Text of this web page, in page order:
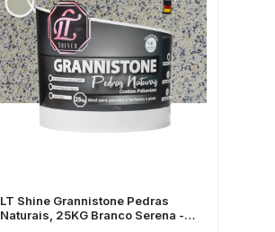
LT Shine Grannistone Pedras
Naturais, 25KG Branco Serena -